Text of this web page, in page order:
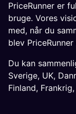
PriceRunner er
bruge. Vores
med, når du
blev
Du kan
Sverige, UK,
Finland, Frankrig,